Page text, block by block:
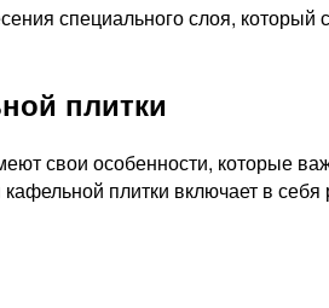
специального слоя,
плитки
свои особенности, которые
плитки включает в